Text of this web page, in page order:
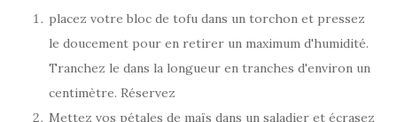
placez votre bloc de tofu dans un torchon et pressez
le doucement pour en retirer un maximum d'humidité.
Tranchez le dans la longueur en tranches d'environ un
centimètre. Réservez
Mettez vos pétales de maïs dans un saladier et écrasez